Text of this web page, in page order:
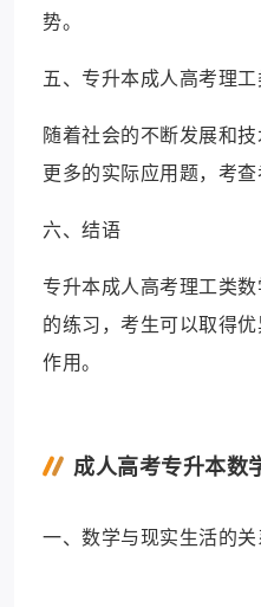
势。
五、专升本成人高考理
随着社会的不断发展和
更多的实际应用题，考
六、结语
专升本成人高考理工类
的练习，考生可以取得
作用。
成人高考专升本数
一、数学与现实生活的关